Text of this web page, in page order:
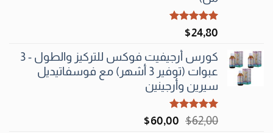
تم التقييم
5.00من 5
$
24٫80
كورس أرجيفيت فوكس للتركيز والطول - 3
عبوات (توفير 3 أشهر) مع فوسفاتيديل
سيرين وأرجينين
تم التقييم
5.00من 5
$ 62٫00
السعر$ 60٫00
السعر